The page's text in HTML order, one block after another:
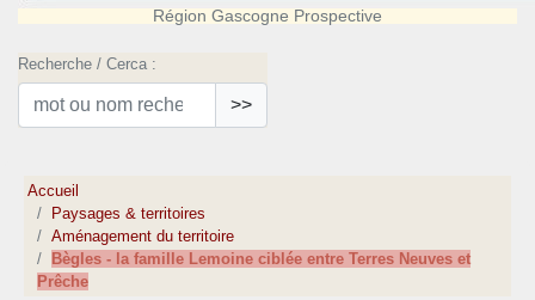
Région Gascogne Prospective
Recherche / Cerca :
>>
Accueil
Paysages & territoires
Aménagement du territoire
Bègles - la famille Lemoine ciblée entre Terres Neuves et
Prêche